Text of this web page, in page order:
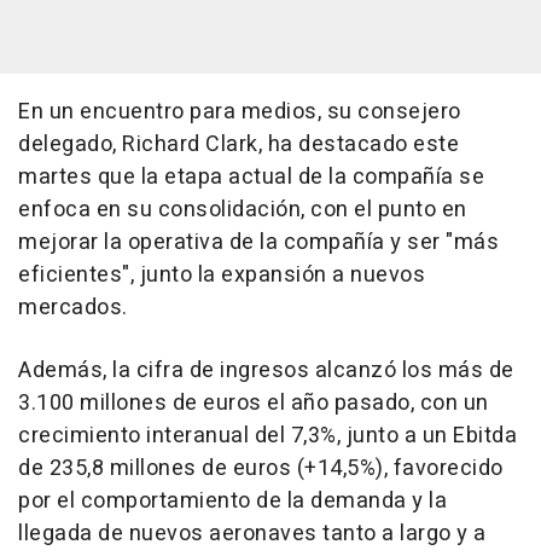
En un encuentro para medios, su consejero
delegado, Richard Clark, ha destacado este
martes que la etapa actual de la compañía se
enfoca en su consolidación, con el punto en
mejorar la operativa de la compañía y ser "más
eficientes", junto la expansión a nuevos
mercados.
Además, la cifra de ingresos alcanzó los más de
3.100 millones de euros el año pasado, con un
crecimiento interanual del 7,3%, junto a un Ebitda
de 235,8 millones de euros (+14,5%), favorecido
por el comportamiento de la demanda y la
llegada de nuevos aeronaves tanto a largo y a